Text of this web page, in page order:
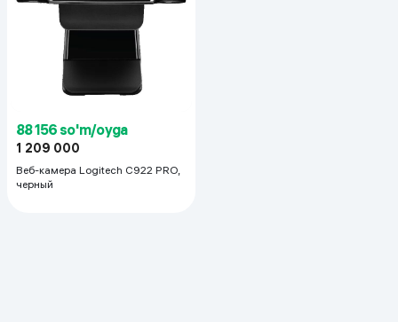
88 156 so'm/oyga
1 209 000
Веб-камера Logitech C922 PRO,
черный